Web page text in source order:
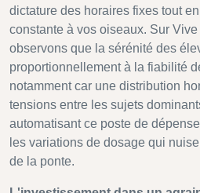
dictature des horaires fixes tout
constante à vos oiseaux. Sur
observons que la sérénité des
proportionnellement à la fiabilité
notamment car une distribution
tensions entre les sujets
automatisant ce poste de
les variations de dosage qui
de la ponte.